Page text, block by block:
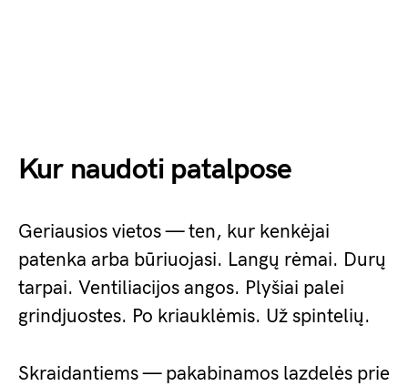
Kur naudoti patalpose
Geriausios vietos — ten, kur kenkėjai
patenka arba būriuojasi. Langų rėmai. Durų
tarpai. Ventiliacijos angos. Plyšiai palei
grindjuostes. Po kriauklėmis. Už spintelių.
Skraidantiems — pakabinamos lazdelės prie